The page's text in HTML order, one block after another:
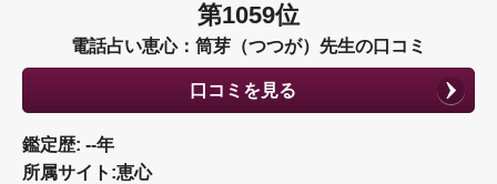
第1059位
電話占い恵心：筒芽（つつが）先生の口コミ
口コミを見る
鑑定歴: --年
所属サイト:恵心